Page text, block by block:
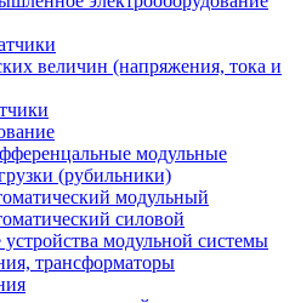
величин (напряжения, тока и
модульные
(рубильники)
модульный
силовой
модульной системы
трансформаторы